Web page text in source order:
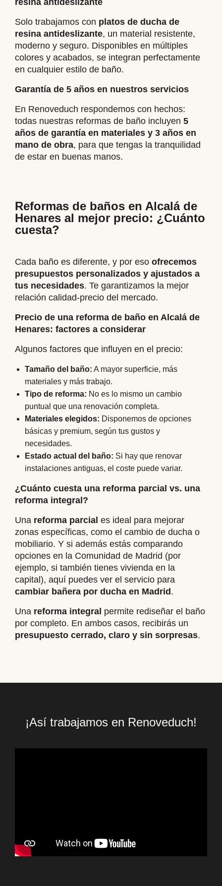
resina antideslizante
Solo trabajamos con platos de ducha de
resina antideslizante, un material resistente,
moderno y seguro. Disponibles en múltiples
colores y acabados, se integran perfectamente
en cualquier estilo de baño.
Garantía de 5 años en nuestros servicios
En Renoveduch respondemos con hechos:
todas nuestras reformas de baño incluyen 5
años de garantía en materiales y 3 años en
mano de obra, para que tengas la tranquilidad
de estar en buenas manos.
Reformas de baños en Alcalá de
Henares al mejor precio: ¿Cuánto
cuesta?
Cada baño es diferente, y por eso ofrecemos
presupuestos personalizados y ajustados a
tus necesidades. Te garantizamos la mejor
relación calidad-precio del mercado.
Precio de una reforma de baño en Alcalá de
Henares: factores a considerar
Algunos factores que influyen en el precio:
Tamaño del baño: A mayor superficie, más
materiales y más trabajo.
Tipo de reforma: No es lo mismo un cambio
puntual que una renovación completa.
Materiales elegidos: Disponemos de opciones
básicas y premium, según tus gustos y
necesidades.
Estado actual del baño: Si hay que renovar
instalaciones antiguas, el coste puede variar.
¿Cuánto cuesta una reforma parcial vs. una
reforma integral?
Una reforma parcial es ideal para mejorar
zonas específicas, como el cambio de ducha o
mobiliario. Y si además estás comparando
opciones en la Comunidad de Madrid (por
ejemplo, si también tienes vivienda en la
capital), aquí puedes ver el servicio para
cambiar bañera por ducha en Madrid .
Una reforma integral permite rediseñar el baño
por completo. En ambos casos, recibirás un
presupuesto cerrado, claro y sin sorpresas.
¡Así trabajamos en Renoveduch!